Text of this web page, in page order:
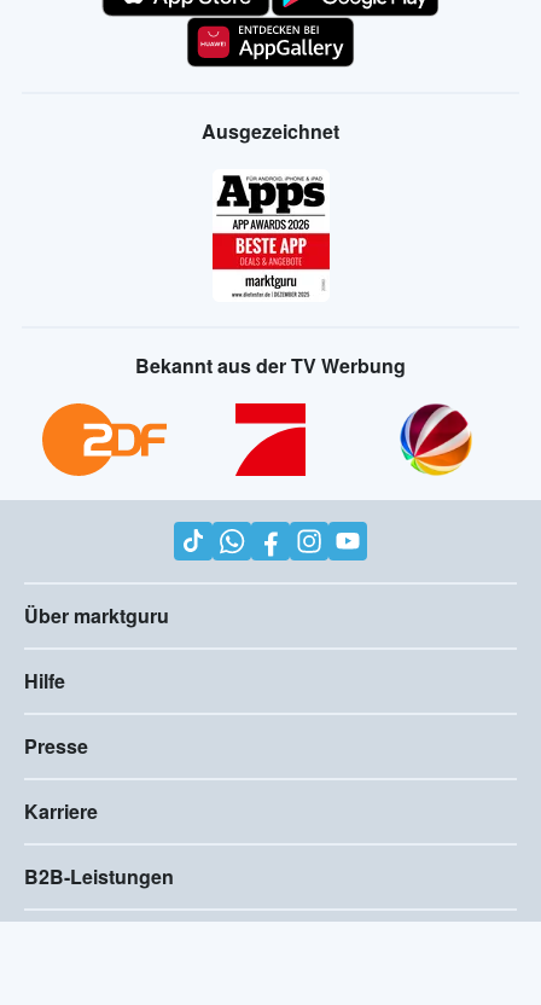
Ausgezeichnet
Bekannt aus der TV Werbung
Über marktguru
Hilfe
Presse
Karriere
B2B-Leistungen